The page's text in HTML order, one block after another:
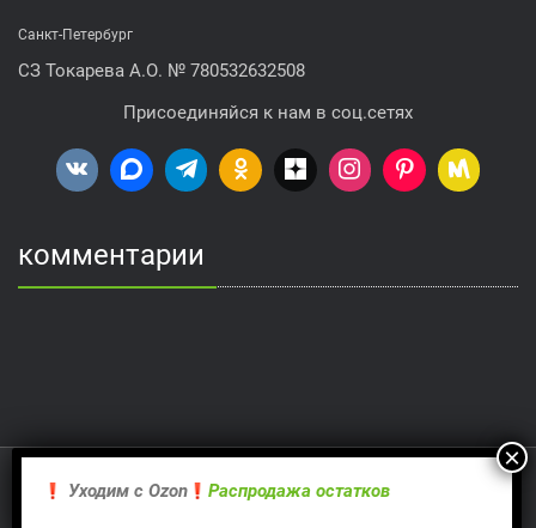
Санкт-Петербург
СЗ Токарева А.О. № 780532632508
Присоединяйся к нам в соц.сетях
комментарии
Proudly powered by WordPress| Theme:Ramboby Webriti
Уходим с Оzon Распродажа остатков